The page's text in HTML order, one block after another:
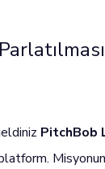
PitchBob